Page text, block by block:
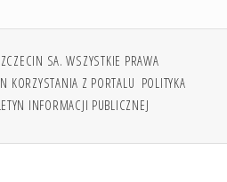
SA. WSZYSTKIE PRAWA
KORZYSTANIA Z PORTALU POLITYKA
INFORMACJI PUBLICZNEJ